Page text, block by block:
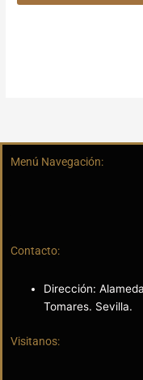
Menú Navegación:
Contacto:
Dirección:
Tomares. Sevilla.
Visitanos: